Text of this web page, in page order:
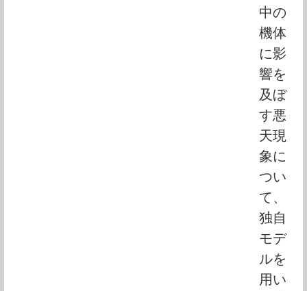
中の
機体
に影
響を
及ぼ
す悪
天現
象に
つい
て、
独自
モデ
ルを
用い